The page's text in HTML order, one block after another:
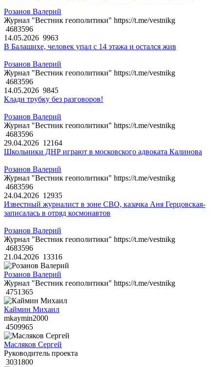
Розанов Валерий
Журнал "Вестник геополитики" https://t.me/vestnikg
4683596
14.05.2026 9963
В Балашихе, человек упал с 14 этажа и остался жив
Розанов Валерий
Журнал "Вестник геополитики" https://t.me/vestnikg
4683596
14.05.2026 9845
Клади трубку без разговоров!
Розанов Валерий
Журнал "Вестник геополитики" https://t.me/vestnikg
4683596
29.04.2026 12164
Школьники ДНР играют в московского адвоката Калинова
Розанов Валерий
Журнал "Вестник геополитики" https://t.me/vestnikg
4683596
24.04.2026 12935
Известный журналист в зоне СВО, казачка Аня Герцовская-
записалась в отряд космонавтов
Розанов Валерий
Журнал "Вестник геополитики" https://t.me/vestnikg
4683596
21.04.2026 13316
Розанов Валерий
Журнал "Вестник геополитики" https://t.me/vestnikg
4751365
Каймин Михаил
mkaymin2000
4509965
Масляков Сергей
Руководитель проекта
3031800